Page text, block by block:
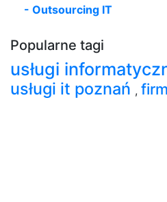
- Outsourcing IT
Popularne tagi
usługi
usługi it poznań ,